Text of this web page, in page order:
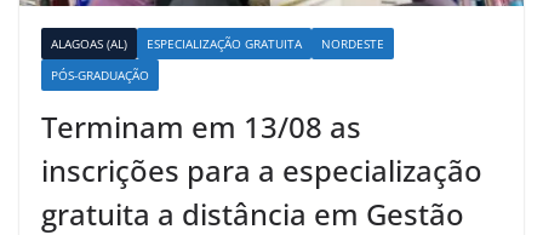
ALAGOAS (AL) ESPECIALIZAÇÃO GRATUITA
NORDESTE
PÓS-GRADUAÇÃO
Terminam em 13/08 as
inscrições para a especialização
gratuita a distância em Gestão